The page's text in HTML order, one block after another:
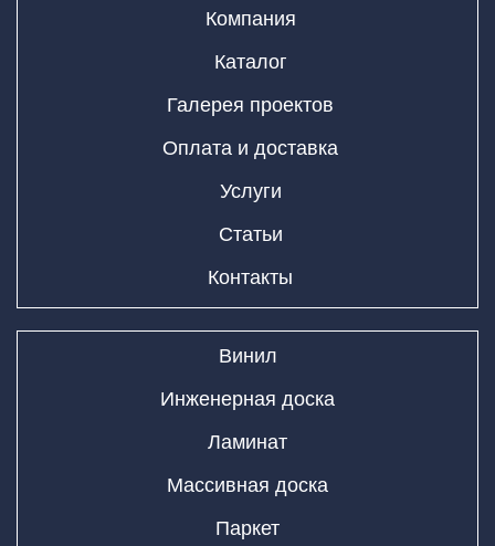
Компания
Каталог
Галерея проектов
Оплата и доставка
Услуги
Статьи
Контакты
Винил
Инженерная доска
Ламинат
Массивная доска
Паркет